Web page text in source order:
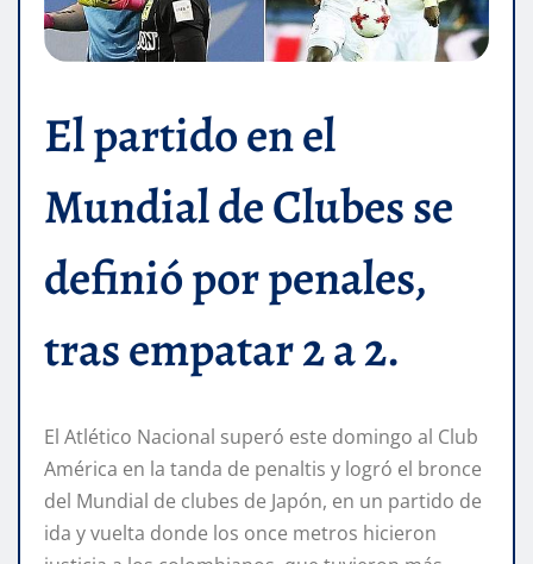
El partido en el
Mundial de Clubes se
definió por penales,
tras empatar 2 a 2.
El Atlético Nacional superó este domingo al Club
América en la tanda de penaltis y logró el bronce
del Mundial de clubes de Japón, en un partido de
ida y vuelta donde los once metros hicieron